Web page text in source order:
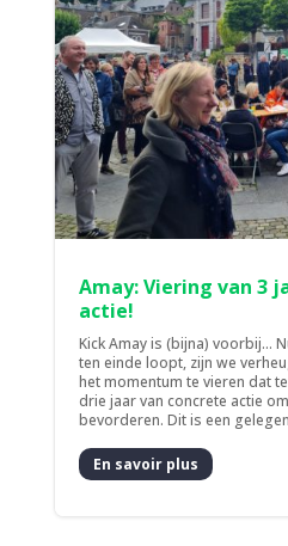
Amay: Viering van 3
actie!
Kick Amay is (bijna) voorbij...
ten einde loopt, zijn we
het momentum te vieren dat
drie jaar van concrete actie
bevorderen. Dit is een
En savoir plus